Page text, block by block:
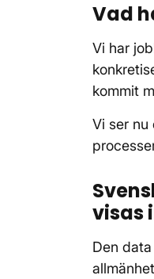
Vad
Vi har
kommit
Vi ser nu
visas
Den